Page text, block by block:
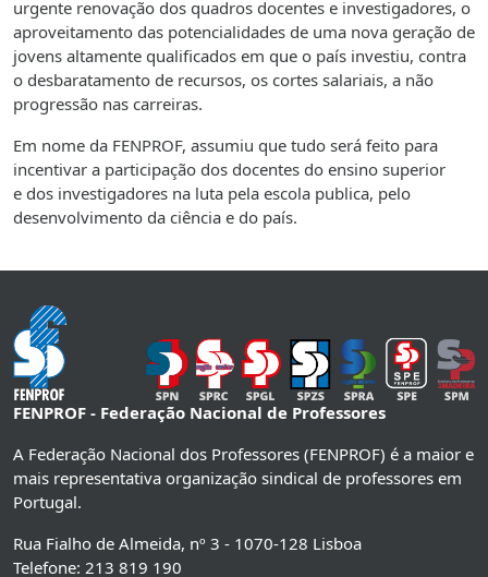
urgente renovação dos quadros docentes e investigadores, o
aproveitamento das potencialidades de uma nova geração de
jovens altamente qualificados em que o país investiu, contra
o desbaratamento de recursos, os cortes salariais, a não
progressão nas carreiras.
Em nome da FENPROF, assumiu que tudo será feito para
incentivar a participação dos docentes do ensino superior
e dos investigadores na luta pela escola publica, pelo
desenvolvimento da ciência e do país.
FENPROF - Federação Nacional de Professores
A Federação Nacional dos Professores (FENPROF) é a maior e
mais representativa organização sindical de professores em
Portugal.
Rua Fialho de Almeida, nº 3 - 1070-128 Lisboa
Telefone: 213 819 190